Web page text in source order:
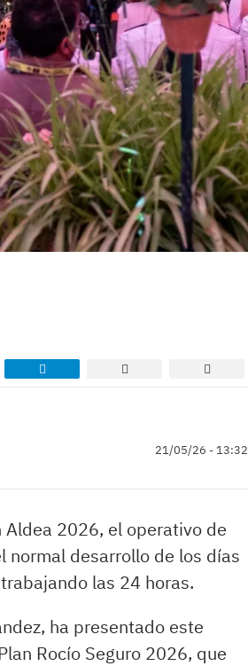
21/05/26 - 13:32
Aldea 2026, el operativo de
normal desarrollo de los días
las 24 horas.
ha presentado este
Rocío Seguro 2026, que